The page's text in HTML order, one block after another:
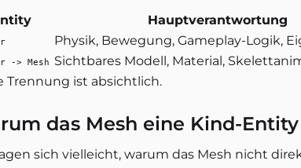
Hauptverantwortung
Physik, Bewegung, Gameplay-Logik,
-> Mesh Sichtbares Modell, Material,
Trennung ist absichtlich.
das Mesh eine Kind-
sich vielleicht, warum das Mesh nicht